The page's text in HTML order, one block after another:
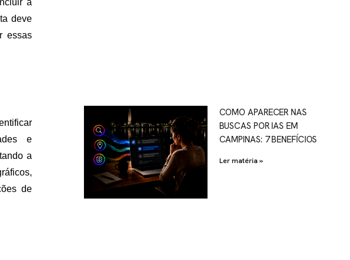
a
deve
essas
e
a
de
COMO APARECER NAS
BUSCAS POR IAS EM
CAMPINAS: 7 BENEFÍCIOS
Ler matéria »